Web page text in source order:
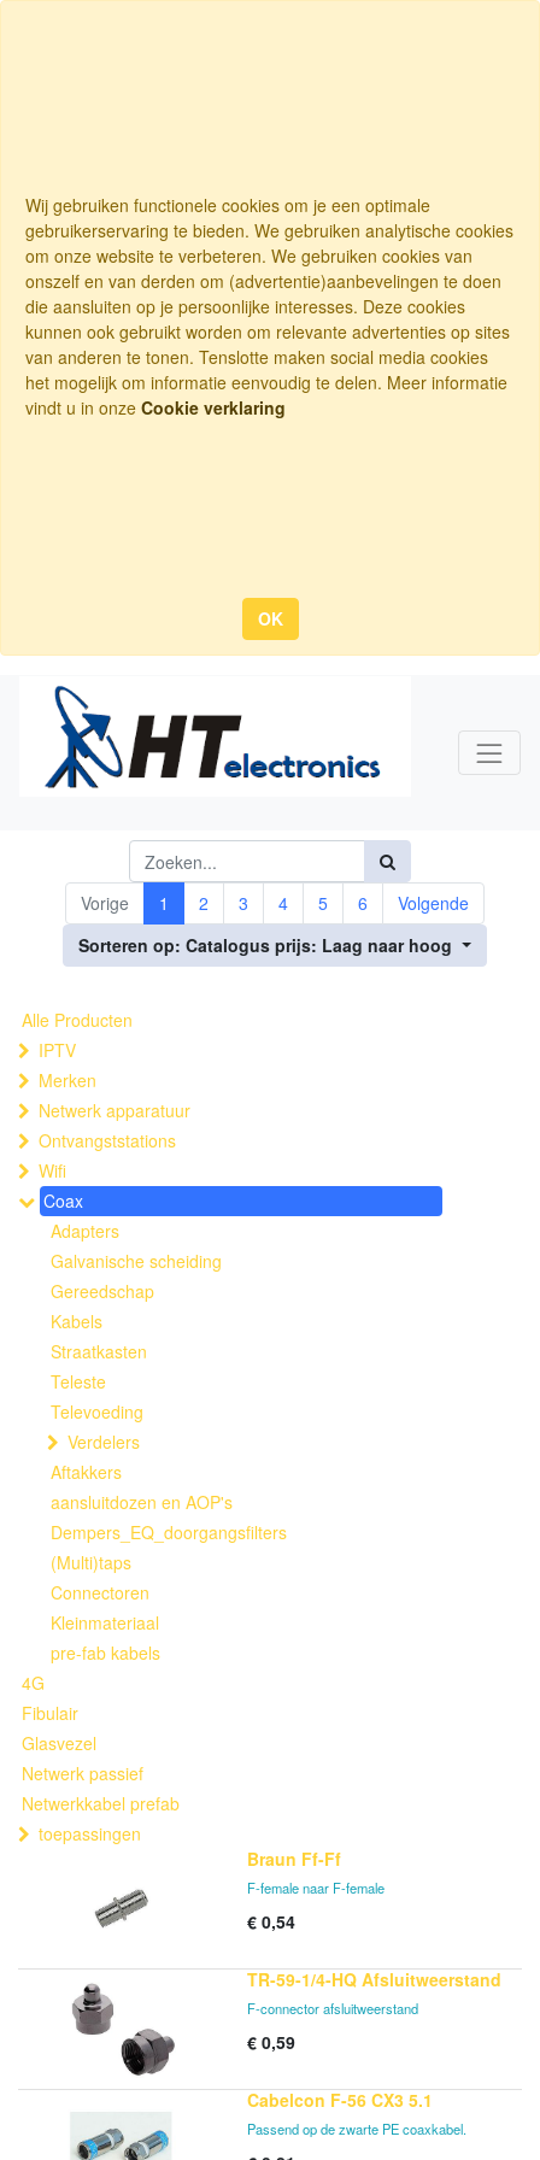
Wij gebruiken functionele cookies om je een optimale
gebruikerservaring te bieden. We gebruiken analytische cookies
om onze website te verbeteren. We gebruiken cookies van
onszelf en van derden om (advertentie)aanbevelingen te doen
die aansluiten op je persoonlijke interesses. Deze cookies
kunnen ook gebruikt worden om relevante advertenties op sites
van anderen te tonen. Tenslotte maken social media cookies
het mogelijk om informatie eenvoudig te delen. Meer informatie
vindt u in onze Cookie verklaring
OK
Vorige 1 2 3 4 5 6
Volgende
Sorteren op: Catalogus prijs: Laag naar hoog
Alle Producten
IPTV
Merken
Netwerk apparatuur
Ontvangststations
Wifi
Coax
Adapters
Galvanische scheiding
Gereedschap
Kabels
Straatkasten
Teleste
Televoeding
Verdelers
Aftakkers
aansluitdozen en AOP's
Dempers_EQ_doorgangsfilters
(Multi)taps
Connectoren
Kleinmateriaal
pre-fab kabels
4G
Fibulair
Glasvezel
Netwerk passief
Netwerkkabel prefab
toepassingen
Braun Ff-Ff
F-female naar F-female
€ 0,54
TR-59-1/4-HQ Afsluitweerstand
F-connector afsluitweerstand
€ 0,59
Cabelcon F-56 CX3 5.1
Passend op de zwarte PE coaxkabel.